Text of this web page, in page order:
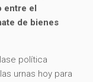
entre el
de bienes
política
urnas hoy para